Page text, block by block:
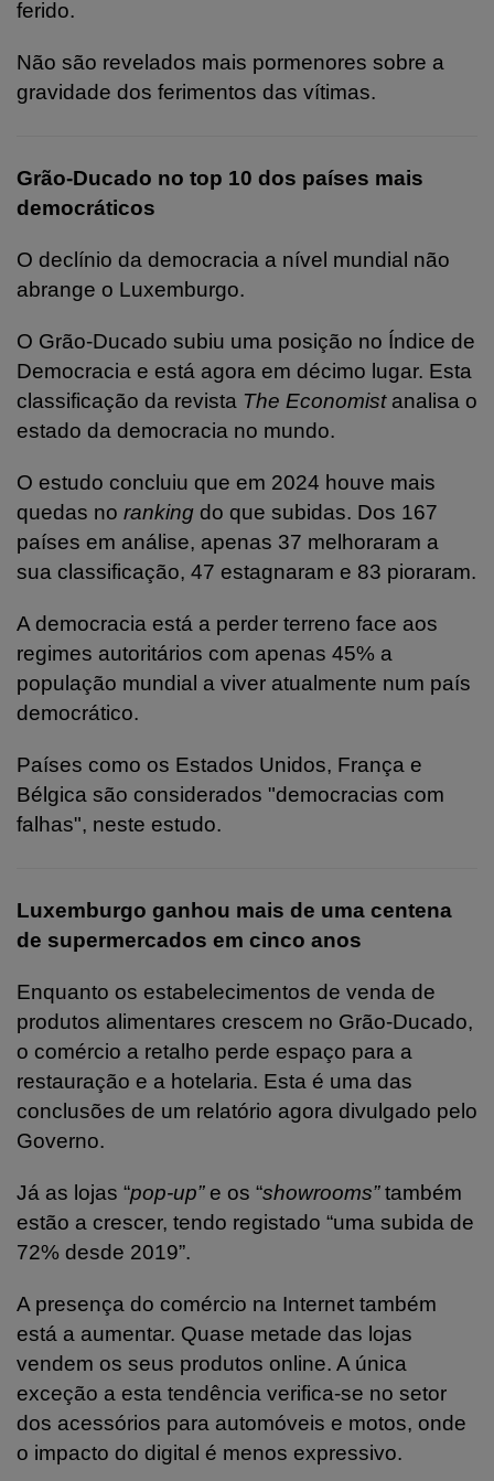
ferido.
Não são revelados mais pormenores sobre a
gravidade dos ferimentos das vítimas.
Grão-Ducado no top 10 dos países mais
democráticos
O declínio da democracia a nível mundial não
abrange o Luxemburgo.
O Grão-Ducado subiu uma posição no Índice de
Democracia e está agora em décimo lugar. Esta
classificação da revista The Economistanalisa o
estado da democracia no mundo.
O estudo concluiu que em 2024 houve mais
quedas no ranking do que subidas. Dos 167
países em análise, apenas 37 melhoraram a
sua classificação, 47 estagnaram e 83 pioraram.
A democracia está a perder terreno face aos
regimes autoritários com apenas 45% a
população mundial a viver atualmente num país
democrático.
Países como os Estados Unidos, França e
Bélgica são considerados "democracias com
falhas", neste estudo.
Luxemburgo ganhou mais de uma centena
de supermercados em cinco anos
Enquanto os estabelecimentos de venda de
produtos alimentares crescem no Grão-Ducado,
o comércio a retalho perde espaço para a
restauração e a hotelaria. Esta é uma das
conclusões de um relatório agora divulgado pelo
Governo.
Já as lojas “pop-up” e os “showrooms”também
estão a crescer, tendo registado “uma subida de
72% desde 2019”.
A presença do comércio na Internet também
está a aumentar. Quase metade das lojas
vendem os seus produtos online. A única
exceção a esta tendência verifica-se no setor
dos acessórios para automóveis e motos, onde
o impacto do digital é menos expressivo.